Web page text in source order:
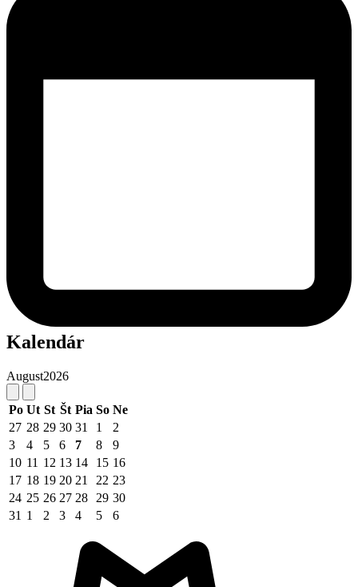
Kalendár
August2026
Po Ut St Št Pia So Ne
27 28 29 30 31 1
2
3
4 5 6 7 8
9
10 11 12 13 14 15 16
17 18 19 20 21 22 23
24 25 26 27 28 29 30
31 1 2 3 4 5 6